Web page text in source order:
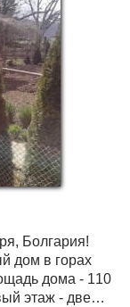
Болгария!
дом в горах
дома - 110